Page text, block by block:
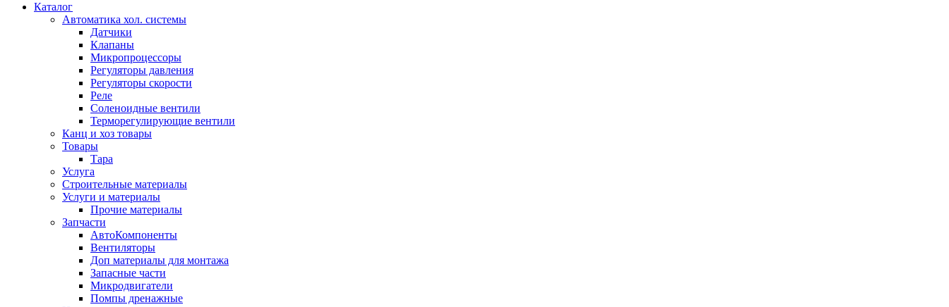
Каталог
Автоматика хол. системы
Датчики
Клапаны
Микропроцессоры
Регуляторы давления
Регуляторы скорости
Реле
Соленоидные вентили
Терморегулирующие вентили
Канц и хоз товары
Товары
Тара
Услуга
Строительные материалы
Услуги и материалы
Прочие материалы
Запчасти
АвтоКомпоненты
Вентиляторы
Доп материалы для монтажа
Запасные части
Микродвигатели
Помпы дренажные